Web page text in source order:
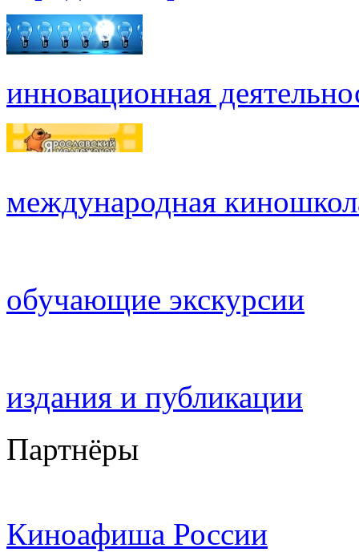
инновационная
международная
обучающие экскурсии
издания и публикации
Партнёры
Киноафиша России